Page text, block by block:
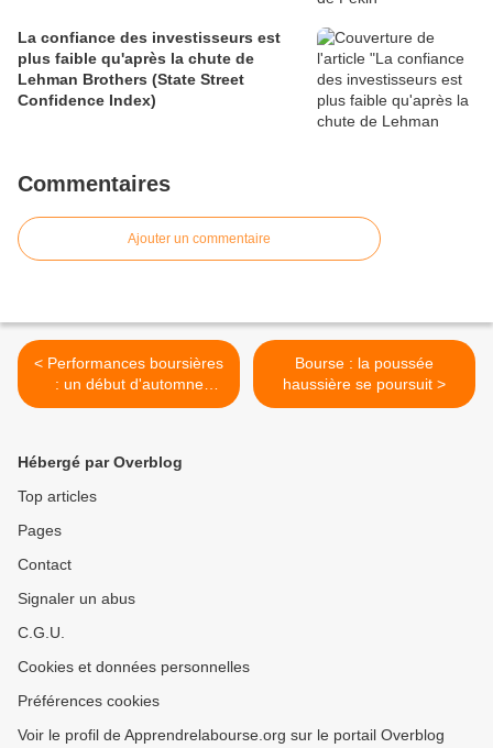
La confiance des investisseurs est
plus faible qu'après la chute de
Lehman Brothers (State Street
Confidence Index)
Commentaires
Ajouter un commentaire
< Performances boursières
: un début d'automne
sinistre
Bourse : la poussée
haussière se poursuit >
Hébergé par Overblog
Top articles
Pages
Contact
Signaler un abus
C.G.U.
Cookies et données personnelles
Préférences cookies
Voir le profil de Apprendrelabourse.org sur le portail Overblog